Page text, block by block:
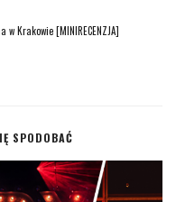
Krakowie [MINIRECENZJA]
SPODOBAĆ